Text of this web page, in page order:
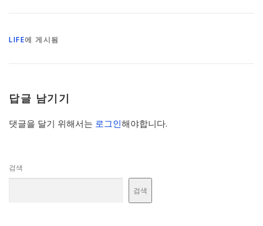
LIFE에 게시됨
답글 남기기
댓글을 달기 위해서는 로그인해야합니다.
검색
검색